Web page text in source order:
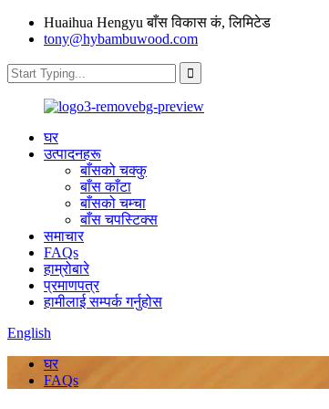
Huaihua Hengyu बाँस विकास कं, लिमिटेड
tony@hybambuwood.com
घर
उत्पादनहरू
बाँसको चक्कु
बाँस काँटा
बाँसको चम्चा
बाँस चपस्टिक्स
समाचार
FAQs
हाम्रोबारे
प्रमाणपत्र
हामीलाई सम्पर्क गर्नुहोस
English
घर
FAQs